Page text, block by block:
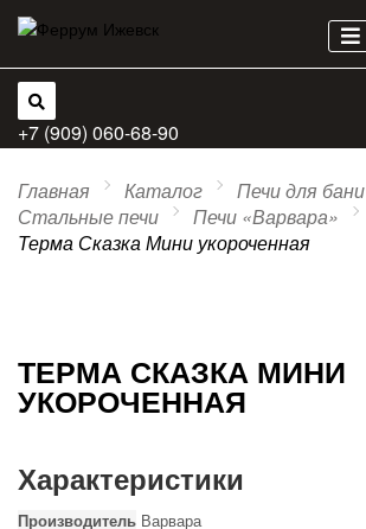
+7 (909) 060-68-90
Главная Каталог
Печи для бани
Стальные печи
Печи «Варвара»
Терма Сказка Мини укороченная
ТЕРМА СКАЗКА МИНИ
УКОРОЧЕННАЯ
Характеристики
Производитель Варвара